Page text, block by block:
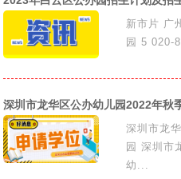
新市片 广
园 5 020-
深圳市龙华区公办幼儿园2022年秋
深圳市龙
园 深圳市
幼...